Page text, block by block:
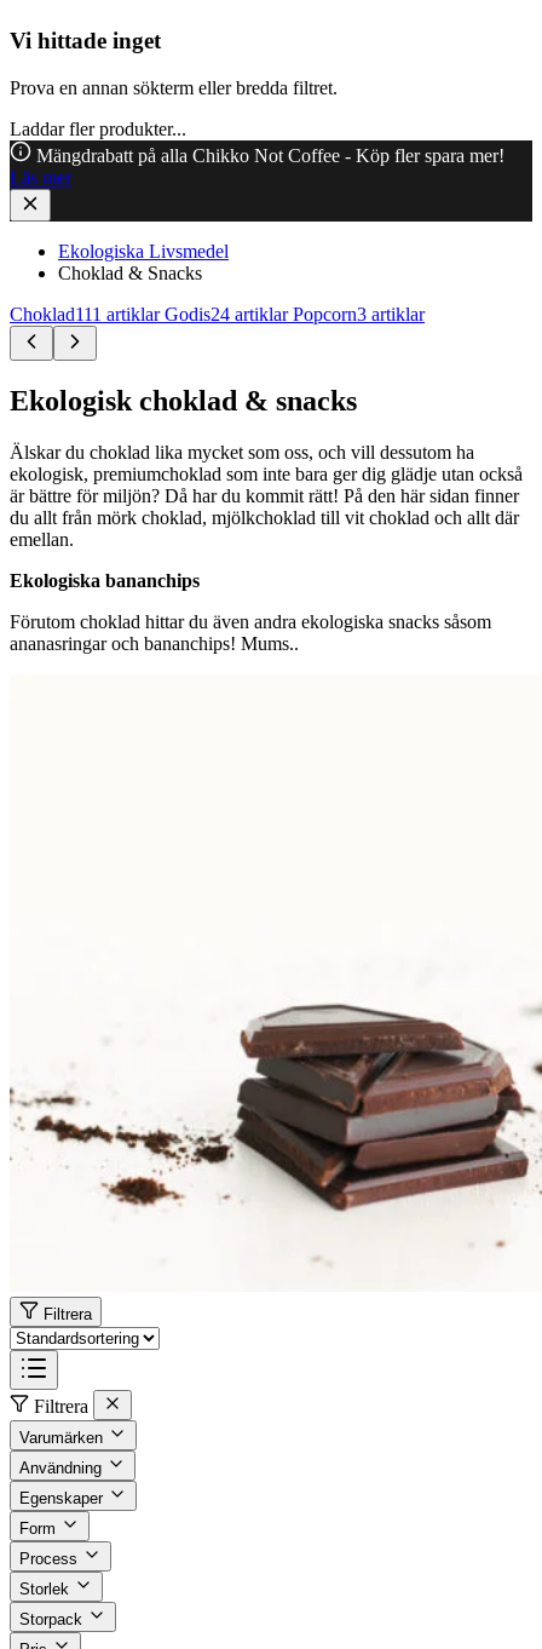
Vi hittade inget
Prova en annan sökterm eller bredda filtret.
Laddar fler produkter...
Mängdrabatt på alla Chikko Not Coffee - Köp fler spara mer!
Läs mer
Ekologiska Livsmedel
Choklad & Snacks
Choklad111 artiklar Godis24 artiklar Popcorn3 artiklar
Ekologisk choklad & snacks
Älskar du choklad lika mycket som oss, och vill dessutom ha
ekologisk, premiumchoklad som inte bara ger dig glädje utan också
är bättre för miljön? Då har du kommit rätt! På den här sidan finner
du allt från mörk choklad, mjölkchoklad till vit choklad och allt där
emellan.
Ekologiska bananchips
Förutom choklad hittar du även andra ekologiska snacks såsom
ananasringar och bananchips! Mums..
Filtrera
Filtrera
Varumärken
Användning
Egenskaper
Form
Process
Storlek
Storpack